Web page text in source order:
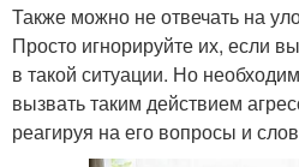
Также можно не отвечать на
Просто игнорируйте их, если
в такой ситуации. Но
вызвать таким действием
реагируя на его вопросы и